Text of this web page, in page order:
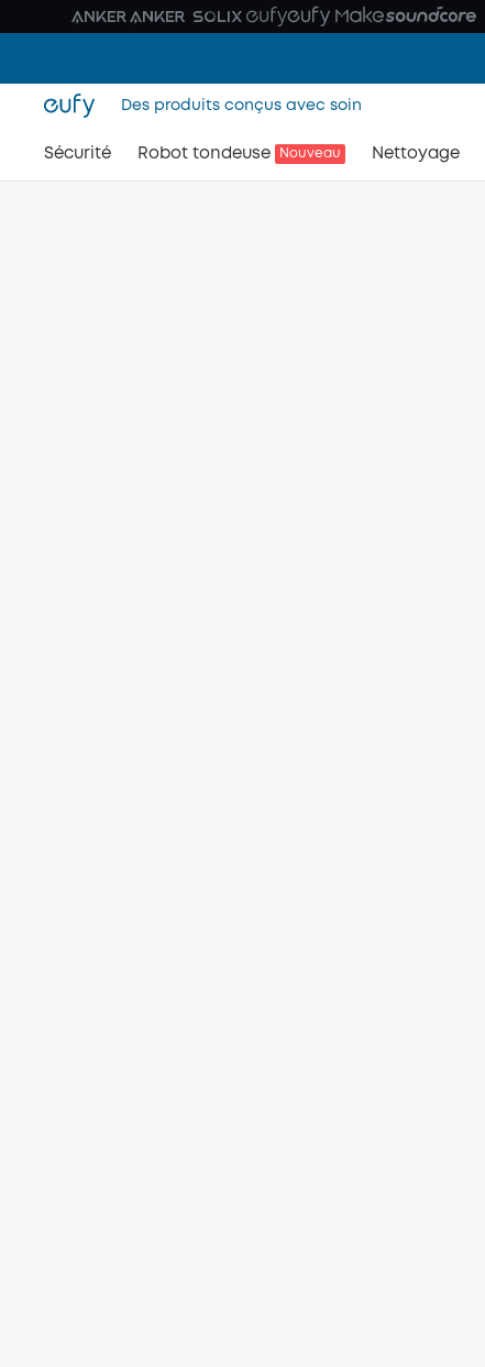
Des produits conçus avec soin
Sécurité Robot tondeuse Nouveau Nettoyage